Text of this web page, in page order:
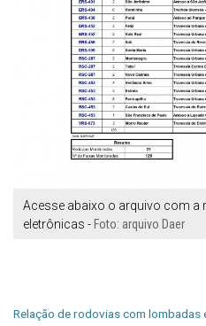
Acesse abaixo o arquivo com a
eletrônicas - Foto: arquivo Daer
Relação de rodovias com